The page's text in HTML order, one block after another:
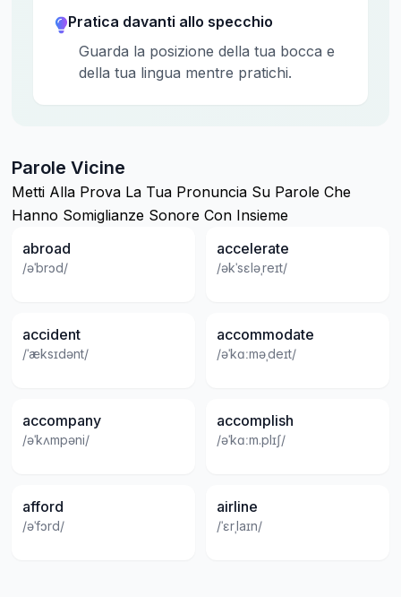
Pratica davanti allo specchio
Guarda la posizione della tua bocca e
della tua lingua mentre pratichi.
Parole Vicine
Metti Alla Prova La Tua Pronuncia Su Parole Che
Hanno Somiglianze Sonore Con Insieme
abroad
/əˈbrɔd/
accelerate
/əkˈsɛləˌreɪt/
accident
/ˈæksɪdənt/
accommodate
/əˈkɑːməˌdeɪt/
accompany
/əˈkʌmpəni/
accomplish
/əˈkɑːm.plɪʃ/
afford
/əˈfɔrd/
airline
/ˈɛrˌlaɪn/